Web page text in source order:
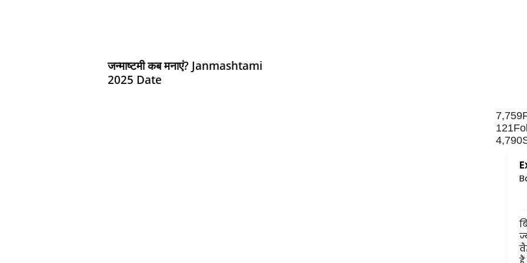
जन्‍माष्‍टमी कब मनाएं? Janmashtami
2025 Date
7,759
121
4,790
बिना किसी लॉग-लपेट के
ज्योतिषीय आलेख पढ़ती आई
वैज्ञानिक तथ्यों पर आधारित